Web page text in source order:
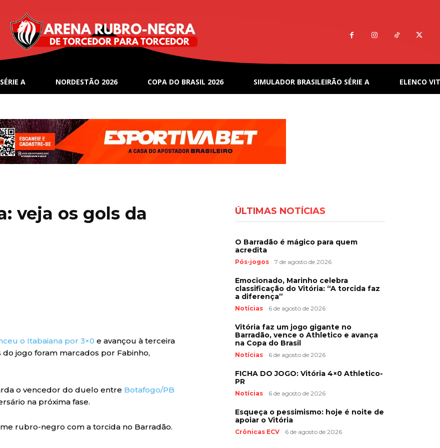
A NORDESTÃO 2026 COPA DO BRASIL 2026 SIMULADOR BRASILEIRÃO SÉRIE A ELENCO
veja os gols da
o Itabaiana por 3×0 e avançou à terceira
jogo foram marcados por Fabinho,
o vencedor do duelo entre Botafogo/PB
na próxima fase.
rubro-negro com a torcida no Barradão.
ÚLTIMAS NOTÍCIAS
O Barradão é mágico para quem
acredita
Pós-jogos 7 de agosto de 2026
Emocionado, Marinho celebra
classificação do Vitória: “A torcida faz
a diferença”
Notícias 6 de agosto de 2026
Vitória faz um jogo gigante no
Barradão, vence o Athletico e avança
na Copa do Brasil
Notícias 6 de agosto de 2026
FICHA DO JOGO: Vitória 4×0 Athletico-
PR
Notícias 6 de agosto de 2026
Esqueça o pessimismo: hoje é noite de
apoiar o Vitória
Crônicas ECV 6 de agosto de 2026